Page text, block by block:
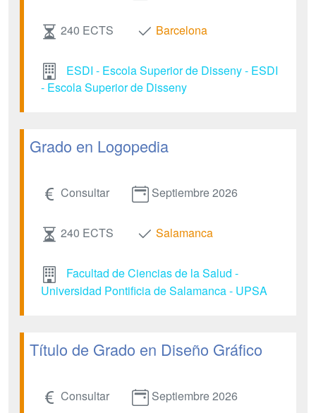
240 ECTS Barcelona
ESDI - Escola Superior de Disseny - ESDI
- Escola Superior de Disseny
Grado en Logopedia
Consultar Septiembre 2026
240 ECTS Salamanca
Facultad de Ciencias de la Salud -
Universidad Pontificia de Salamanca - UPSA
Título de Grado en Diseño Gráfico
Consultar Septiembre 2026